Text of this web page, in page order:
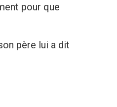
pour que
père lui a dit